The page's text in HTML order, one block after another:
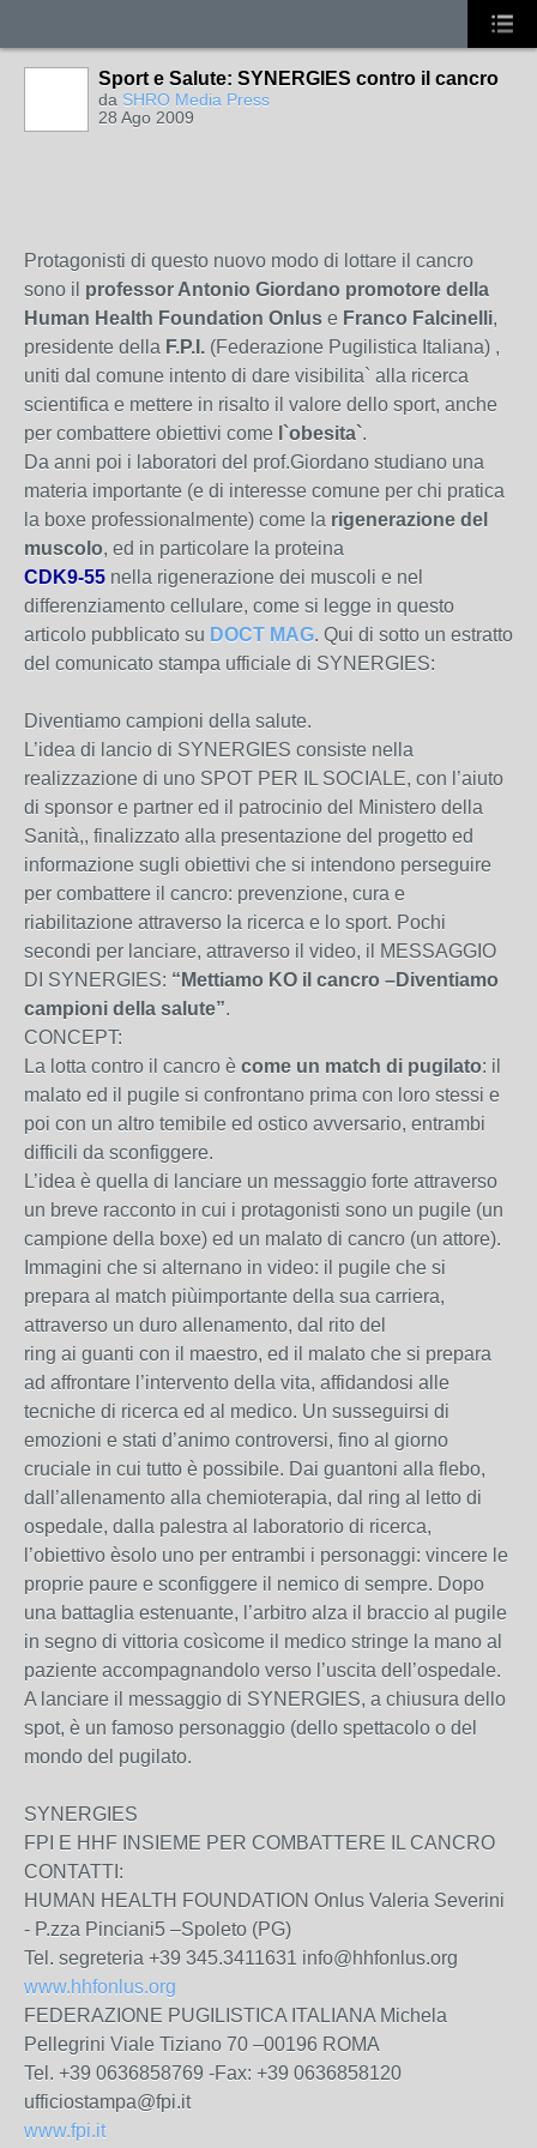
Sport e Salute: SYNERGIES contro il cancro
da SHRO Media Press
28 Ago 2009
Protagonisti di questo nuovo modo di lottare il cancro
sono il professor Antonio Giordano promotore della
Human Health Foundation Onlus e Franco Falcinelli,
presidente della F.P.I. (Federazione Pugilistica Italiana) ,
uniti dal comune intento di dare visibilita` alla ricerca
scientifica e mettere in risalto il valore dello sport, anche
per combattere obiettivi come l`obesita`.
Da anni poi i laboratori del prof.Giordano studiano una
materia importante (e di interesse comune per chi pratica
la boxe professionalmente) come la rigenerazione del
muscolo, ed in particolare la proteina
CDK9-55 nella rigenerazione dei muscoli e nel
differenziamento cellulare, come si legge in questo
articolo pubblicato su DOCT MAG. Qui di sotto un estratto
del comunicato stampa ufficiale di SYNERGIES:
Diventiamo campioni della salute.
L’idea di lancio di SYNERGIES consiste nella
realizzazione di uno SPOT PER IL SOCIALE, con l’aiuto
di sponsor e partner ed il patrocinio del Ministero della
Sanità,, finalizzato alla presentazione del progetto ed
informazione sugli obiettivi che si intendono perseguire
per combattere il cancro: prevenzione, cura e
riabilitazione attraverso la ricerca e lo sport. Pochi
secondi per lanciare, attraverso il video, il MESSAGGIO
DI SYNERGIES: “Mettiamo KO il cancro –Diventiamo
campioni della salute”.
CONCEPT:
La lotta contro il cancro è come un match di pugilato: il
malato ed il pugile si confrontano prima con loro stessi e
poi con un altro temibile ed ostico avversario, entrambi
difficili da sconfiggere.
L’idea è quella di lanciare un messaggio forte attraverso
un breve racconto in cui i protagonisti sono un pugile (un
campione della boxe) ed un malato di cancro (un attore).
Immagini che si alternano in video: il pugile che si
prepara al match piùimportante della sua carriera,
attraverso un duro allenamento, dal rito del
ring ai guanti con il maestro, ed il malato che si prepara
ad affrontare l’intervento della vita, affidandosi alle
tecniche di ricerca ed al medico. Un susseguirsi di
emozioni e stati d’animo controversi, fino al giorno
cruciale in cui tutto è possibile. Dai guantoni alla flebo,
dall’allenamento alla chemioterapia, dal ring al letto di
ospedale, dalla palestra al laboratorio di ricerca,
l’obiettivo èsolo uno per entrambi i personaggi: vincere le
proprie paure e sconfiggere il nemico di sempre. Dopo
una battaglia estenuante, l’arbitro alza il braccio al pugile
in segno di vittoria cosìcome il medico stringe la mano al
paziente accompagnandolo verso l’uscita dell’ospedale.
A lanciare il messaggio di SYNERGIES, a chiusura dello
spot, è un famoso personaggio (dello spettacolo o del
mondo del pugilato.
SYNERGIES
FPI E HHF INSIEME PER COMBATTERE IL CANCRO
CONTATTI:
HUMAN HEALTH FOUNDATION Onlus Valeria Severini
- P.zza Pinciani5 –Spoleto (PG)
Tel. segreteria +39 345.3411631 info@hhfonlus.org
www.hhfonlus.org
FEDERAZIONE PUGILISTICA ITALIANA Michela
Pellegrini Viale Tiziano 70 –00196 ROMA
Tel. +39 0636858769 -Fax: +39 0636858120
ufficiostampa@fpi.it
www.fpi.it